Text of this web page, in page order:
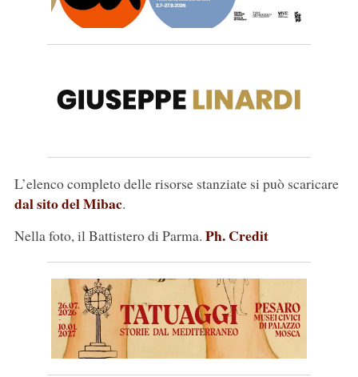
L’elenco completo delle risorse stanziate si può scaricare
dal sito del Mibac.
Nella foto, il Battistero di Parma. Ph. Credit